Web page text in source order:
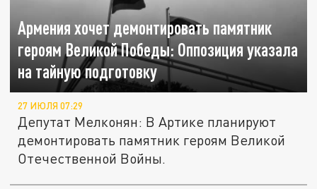
Армения хочет демонтировать памятник
героям Великой Победы: Оппозиция указала
на тайную подготовку
27 ИЮЛЯ 07:29
Депутат Мелконян: В Артике планируют
демонтировать памятник героям Великой
Отечественной Войны.